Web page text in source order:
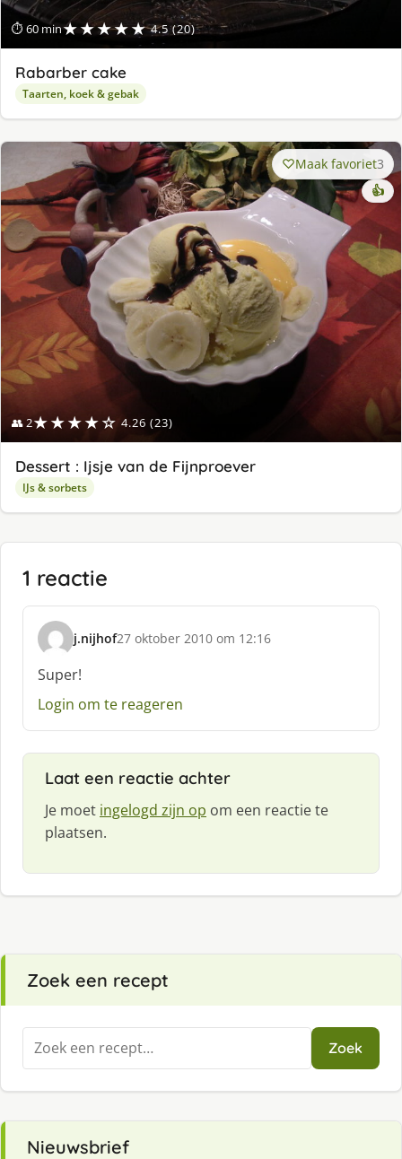
⏱ 60 min★★★★★ 4.5 (20)
Rabarber cake
Taarten, koek & gebak
👥 2★★★★☆ 4.26 (23)
Maak favoriet3
👍
Dessert : Ijsje van de Fijnproever
IJs & sorbets
1 reactie
j.nijhof
s
c
h
r
27 oktober 2010 om 12:16
Super!
Login om te reageren
Laat een reactie achter
Je moet ingelogd zijn op om een reactie te
plaatsen.
Zoek een recept
Zoeken
naar:
Zoek
Nieuwsbrief